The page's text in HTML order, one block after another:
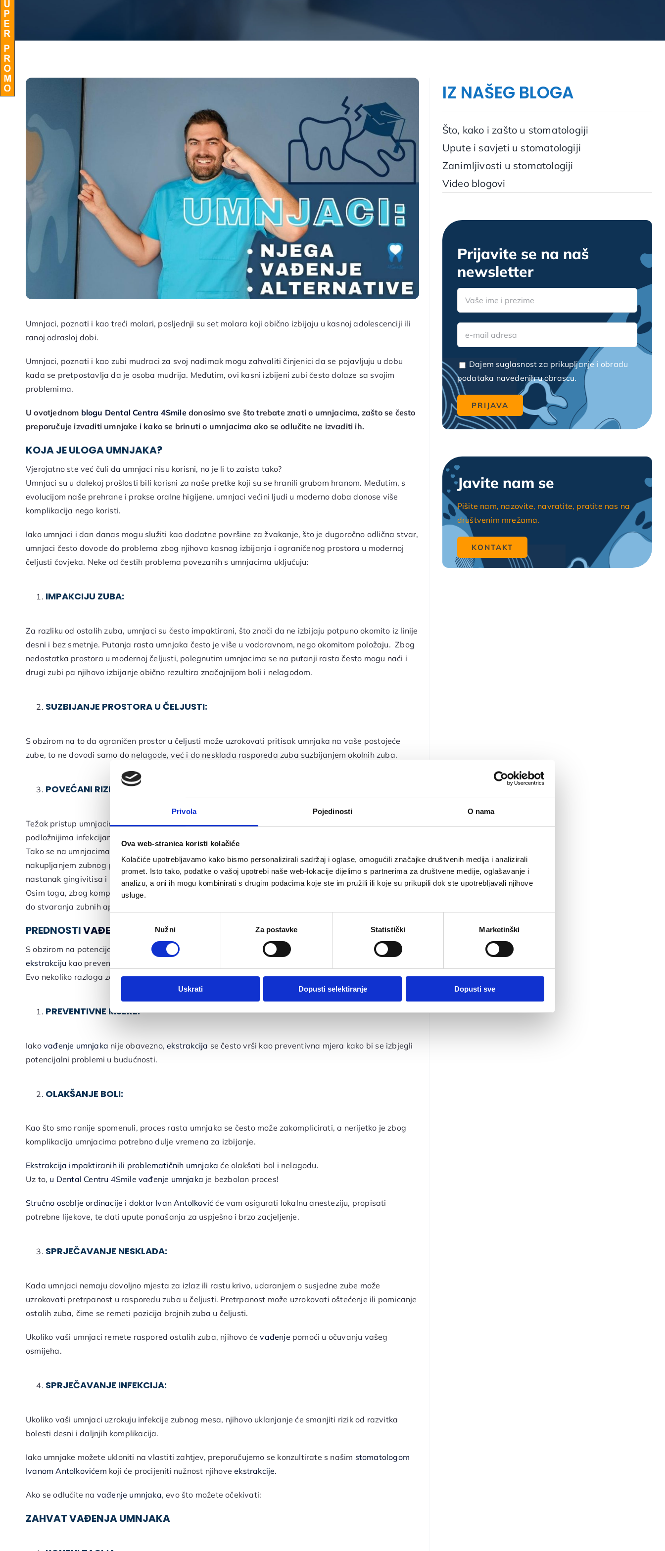
Privola Pojedinosti O nama
Ova web-stranica koristi kolačiće
Kolačiće upotrebljavamo kako bismo personalizirali sadržaj i oglase, omogućili značajke društvenih medija i analizirali
promet. Isto tako, podatke o vašoj upotrebi naše web-lokacije dijelimo s partnerima za društvene medije, oglašavanje i
analizu, a oni ih mogu kombinirati s drugim podacima koje ste im pružili ili koje su prikupili dok ste upotrebljavali njihove
usluge.
pristanka
Nužni Za postavke Statistički Marketinški
Uskrati Dopusti selektiranje Dopusti sve
Umnjaci, poznati i kao treći molari, posljednji su set molara koji obično izbijaju u kasnoj adolescenciji ili
ranoj odrasloj dobi.
Umnjaci, poznati i kao zubi mudraci za svoj nadimak mogu zahvaliti činjenici da se pojavljuju u dobu
kada se pretpostavlja da je osoba mudrija. Međutim, ovi kasni izbijeni zubi često dolaze sa svojim
problemima.
U ovotjednom blogu Dental Centra 4Smiledonosimo sve što trebate znati o umnjacima, zašto se često
preporučuje izvaditi umnjake i kako se brinuti o umnjacima ako se odlučite ne izvaditi ih.
KOJA JE ULOGA UMNJAKA?
Vjerojatno ste već čuli da umnjaci nisu korisni, no je li to zaista tako?
Umnjaci su u dalekoj prošlosti bili korisni za naše pretke koji su se hranili grubom hranom. Međutim, s
evolucijom naše prehrane i prakse oralne higijene, umnjaci većini ljudi u moderno doba donose više
komplikacija nego koristi.
Iako umnjaci i dan danas mogu služiti kao dodatne površine za žvakanje, što je dugoročno odlična stvar,
umnjaci često dovode do problema zbog njihova kasnog izbijanja i ograničenog prostora u modernoj
čeljusti čovjeka. Neke od čestih problema povezanih s umnjacima uključuju:
IMPAKCIJU ZUBA:
Za razliku od ostalih zuba, umnjaci su često impaktirani, što znači da ne izbijaju potpuno okomito iz linije
desni i bez smetnje. Putanja rasta umnjaka često je više u vodoravnom, nego okomitom položaju. Zbog
nedostatka prostora u modernoj čeljusti, polegnutim umnjacima se na putanji rasta često mogu naći i
drugi zubi pa njihovo izbijanje obično rezultira značajnijom boli i nelagodom.
SUZBIJANJE PROSTORA U ČELJUSTI:
S obzirom na to da ograničen prostor u čeljusti može uzrokovati pritisak umnjaka na vaše postojeće
zube, to ne dovodi samo do nelagode, već i do nesklada rasporeda zuba suzbijanjem okolnih zuba.
POVEĆANI RIZIK ZA INFEKCIJE I BOLESTI DESNI:
Težak pristup umnjacima prilikom provođenja redovite oralne higijene umnjake može učiniti
podložnijima infekcijama i bolestima desni.
Tako se na umnjacima češće mogu razviti karijesi koji se mogu proširiti i na okolne zube. Dugotrajnim
nakupljanjem zubnog plaka na umnjacima dolazi do razvitka zubnog kamenca koji je okidač za
nastanak gingivitisa i paradontoze.
Osim toga, zbog komplikacija izrastanja umnjaka i težeg provođenja oralne higijene, češće može doći i
do stvaranja zubnih apscesa i fistula (gnojnih vrećica koje izgledaju poput prištića na zubnom mesu).
PREDNOSTIVAĐENJA UMNJAKA
S obzirom na potencijalne probleme povezane s umnjacima, stomatolozi
često preporučuju njihovu
ekstrakciju kao preventivnu mjeru.
Evo nekoliko razloga zašto seekstrakcija umnjakapreporučuje:
PREVENTIVNE MJERE:
Iako vađenje umnjaka nije obavezno,ekstrakcija se često vrši kao preventivna mjera kako bi se izbjegli
potencijalni problemi u budućnosti.
OLAKŠANJE BOLI:
Kao što smo ranije spomenuli, proces rasta umnjaka se često može zakomplicirati, a nerijetko je zbog
komplikacija umnjacima potrebno dulje vremena za izbijanje.
Ekstrakcija impaktiranih ili problematičnih umnjaka će olakšati bol i nelagodu.
Uz to, u Dental Centru 4Smile vađenje umnjaka je bezbolan proces!
Stručno osoblje ordinacije i doktor Ivan Antolković će vam osigurati lokalnu anesteziju, propisati
potrebne lijekove, te dati upute ponašanja za uspješno i brzo zacjeljenje.
SPRJEČAVANJE NESKLADA:
Kada umnjaci nemaju dovoljno mjesta za izlaz ili rastu krivo, udaranjem o susjedne zube može
uzrokovati pretrpanost u rasporedu zuba u čeljusti. Pretrpanost može uzrokovati oštećenje ili pomicanje
ostalih zuba, čime se remeti pozicija brojnih zuba u čeljusti.
Ukoliko vaši umnjaci remete raspored ostalih zuba, njihovo ćevađenje pomoći u očuvanju vašeg
osmijeha.
SPRJEČAVANJE INFEKCIJA:
Ukoliko vaši umnjaci uzrokuju infekcije zubnog mesa, njihovo uklanjanje će smanjiti rizik od razvitka
bolesti desni i daljnjih komplikacija.
Iako umnjake možete ukloniti na vlastiti zahtjev, preporučujemo se konzultirate s našim stomatologom
Ivanom Antolkovićem koji će procijeniti nužnost njihoveekstrakcije.
Ako se odlučite na vađenje umnjaka, evo što možete očekivati:
ZAHVAT VAĐENJA UMNJAKA
IZ NAŠEG BLOGA
Što, kako i zašto u stomatologiji
Upute i savjeti u stomatologiji
Zanimljivosti u stomatologiji
Video blogovi
Prijavite se na naš
newsletter
Dajem suglasnost za prikupljanje i obradu
podataka navedenih u obrascu.
Javite nam se
Pišite nam, nazovite, navratite, pratite nas na
društvenim mrežama.
KONTAKT